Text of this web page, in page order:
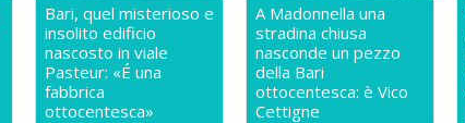
Bari, quel misterioso e
insolito edificio
nascosto in viale
Pasteur: «É una
fabbrica
ottocentesca»
A Madonnella una
stradina chiusa
nasconde un pezzo
della Bari
ottocentesca: è Vico
Cettigne